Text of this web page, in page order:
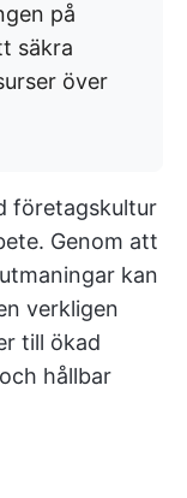
på
säkra
över
företagskultur
Genom att
kan
verkligen
till ökad
hållbar